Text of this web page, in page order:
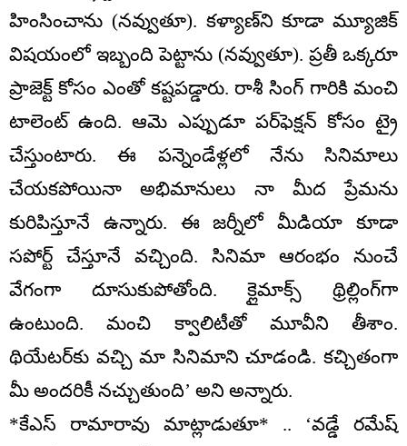
హింసించాను (నవ్వుతూ). కళ్యాణ్‌ని కూడా మ్యూజిక్
విషయంలో ఇబ్బంది పెట్టాను (నవ్వుతూ). ప్రతీ ఒక్కరూ
ప్రాజెక్ట్ కోసం ఎంతో కష్టపడ్డారు. రాశీ సింగ్ గారికి మంచి
టాలెంట్ ఉంది. ఆమె ఎప్పుడూ పర్‌ఫెక్షన్ కోసం ట్రై
చేస్తుంటారు. ఈ పన్నెండేళ్లలో నేను సినిమాలు
చేయకపోయినా అభిమానులు నా మీద ప్రేమను
కురిపిస్తూనే ఉన్నారు. ఈ జర్నీలో మీడియా కూడా
సపోర్ట్ చేస్తూనే వచ్చింది. సినిమా ఆరంభం నుంచే
వేగంగా దూసుకుపోతోంది. క్లైమాక్స్ థ్రిల్లింగ్‌గా
ఉంటుంది. మంచి క్వాలిటీతో మూవీని తీశాం.
థియేటర్‌కు వచ్చి మా సినిమాని చూడండి. కచ్చితంగా
మీ అందరికీ నచ్చుతుంది’ అని అన్నారు.
*కేఎస్ రామారావు మాట్లాడుతూ* .. ‘వడ్డే రమేష్